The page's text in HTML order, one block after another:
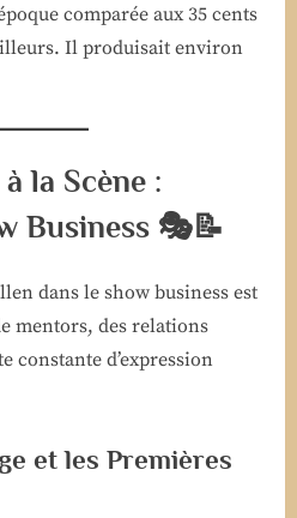
comparée aux 35 cents
Il produisait environ
la Scène :
Business 🎭📝
dans le show business est
mentors, des relations
constante d’expression
et les Premières